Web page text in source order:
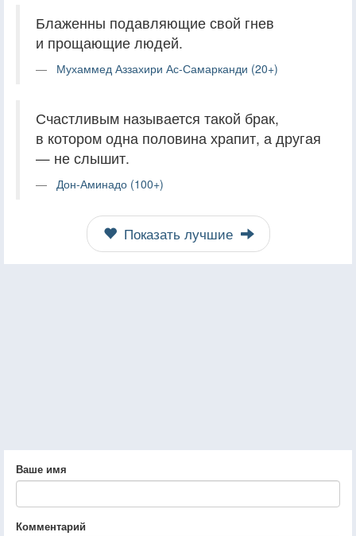
Блаженны подавляющие свой гнев
и прощающие людей.
Мухаммед Аззахири Ас-Самарканди (20+)
Счастливым называется такой брак,
в котором одна половина храпит, а другая
— не слышит.
Дон-Аминадо (100+)
Показать лучшие
Ваше имя
Комментарий